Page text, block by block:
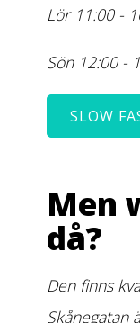
Lör 11:00 -
Sön 12:00 -
SLOW
Men
då?
Den finns
Skånegatan